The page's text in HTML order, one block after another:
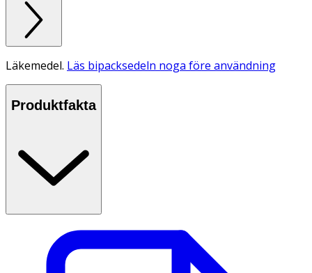
Läkemedel. Läs bipacksedeln noga före användning
Produktfakta